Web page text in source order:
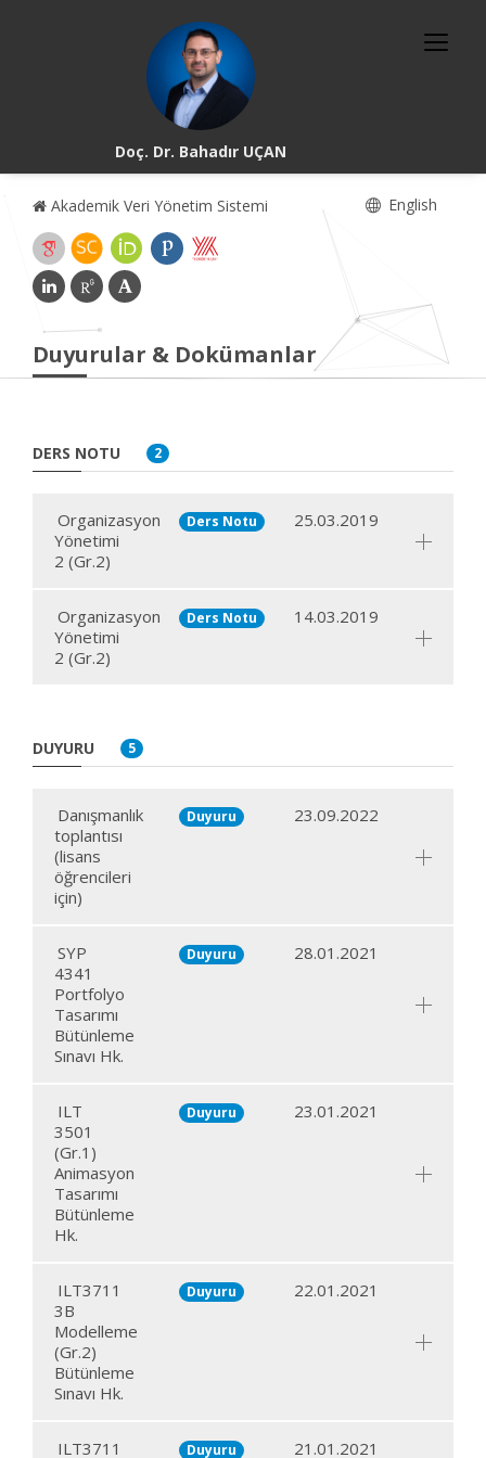
Doç. Dr. Bahadır UÇAN
Akademik Veri Yönetim Sistemi English
Duyurular & Dokümanlar
DERS NOTU 2
Organizasyon
Yönetimi
2 (Gr.2)
Ders Notu 25.03.2019
Organizasyon
Yönetimi
2 (Gr.2)
Ders Notu 14.03.2019
DUYURU 5
Danışmanlık
toplantısı
(lisans
öğrencileri
için)
Duyuru 23.09.2022
SYP
4341
Portfolyo
Tasarımı
Bütünleme
Sınavı Hk.
Duyuru 28.01.2021
ILT
3501
(Gr.1)
Animasyon
Tasarımı
Bütünleme
Hk.
Duyuru 23.01.2021
ILT3711
3B
Modelleme
(Gr.2)
Bütünleme
Sınavı Hk.
Duyuru 22.01.2021
ILT3711 Duyuru 21.01.2021